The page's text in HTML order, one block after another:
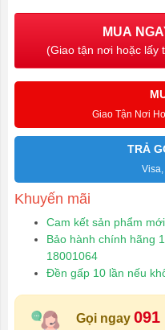
MUA
(Giao tận nơi hoặc lấy
Giao Tận Nơi
TRẢ
Visa,
Khuyến mãi
Cam kết sản phẩm
Bảo hành chính hãng
18001064
Đền gấp 10 lần nếu
Gọi ngay 091